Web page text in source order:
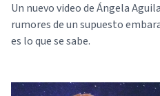
Un nuevo video de Ángela
rumores de un supuesto
es lo que se sabe.